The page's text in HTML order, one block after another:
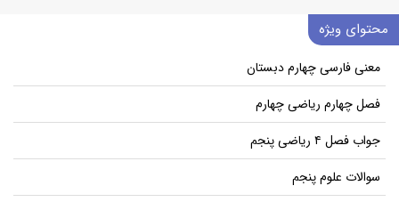
محتوای ویژه
معنی فارسی چهارم دبستان
فصل چهارم ریاضی چهارم
جواب فصل ۴ ریاضی پنجم
سوالات علوم پنجم